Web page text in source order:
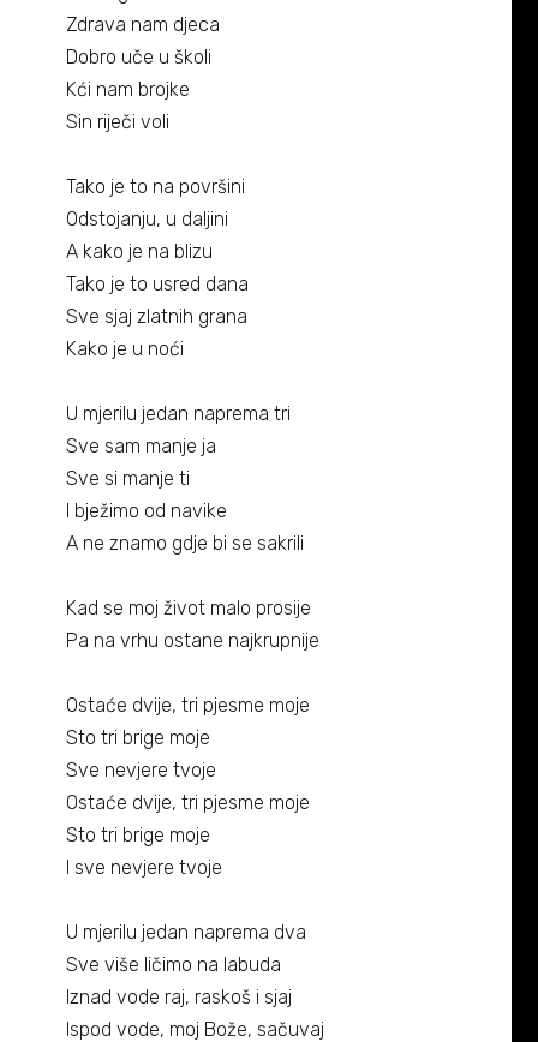
Partneri
Kontakt
Zdrava nam djeca
Dobro uče u školi
Kći nam brojke
Sin riječi voli
Tako je to na površini
Odstojanju, u daljini
A kako je na blizu
Tako je to usred dana
Sve sjaj zlatnih grana
Kako je u noći
U mjerilu jedan naprema tri
Sve sam manje ja
Sve si manje ti
I bježimo od navike
A ne znamo gdje bi se sakrili
Kad se moj život malo prosije
Pa na vrhu ostane najkrupnije
Ostaće dvije, tri pjesme moje
Sto tri brige moje
Sve nevjere tvoje
Ostaće dvije, tri pjesme moje
Sto tri brige moje
I sve nevjere tvoje
U mjerilu jedan naprema dva
Sve više ličimo na labuda
Iznad vode raj, raskoš i sjaj
Ispod vode, moj Bože, sačuvaj